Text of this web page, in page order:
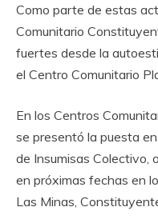
Como parte de estas
Comunitario
fuertes desde la
el Centro Comunitario
En los Centros
se presentó la puesta
de Insumisas Colectivo,
en próximas fechas en
Las Minas,